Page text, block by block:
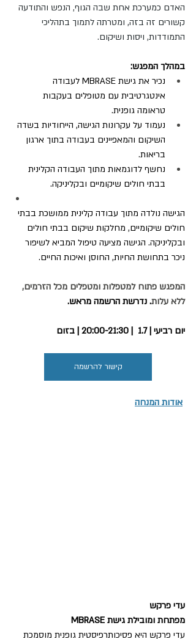
האדם כמערכת אחת שבה הגוף, הנפש והתודעה
קשורים זה בזה, ומטרתה לתמוך בתהליכי
התמודדות, ויסות ושיקום.
במהלך המפגש:
נכיר את גישת MBRASE לעבודה
אינטגרטיבית עם מטופלים בעקבות
טראומה גופנית.
נעמוד על עקרונות הגישה, הייחודיות בשדה
השיקום והמאפיינים בעבודה בתוך ארגון
בריאות.
נחשף לדוגמאות מתוך העבודה הקלינית
בבתי חולים שיקומיים ובקליניקה.
הגישה נולדה מתוך עבודה קלינית ממושכת בבתי
חולים שיקומיים, מחלקות שיקום בבתי חולים
ובקליניקה. הגישה מציעה טיפול המביא לשיפור
ניכר בתחושת החיות, החוסן ואיכות החיים.
המפגש פתוח למטפלות ומטפלים מכל הזרמים,
ללא עלות. נדרשת הרשמה מראש.
יום רביעי | 1.7  | 20:00-21:30 | בזום
קישור להרשמה
אודות המנחה
עדי פרקש
מפתחת ומובילת גישת MBRASE
עדי פרקש היא פסיכותרפיסטית גופנית מוסמכת